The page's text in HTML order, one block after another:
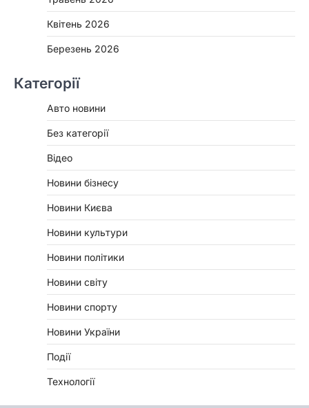
Квітень 2026
Березень 2026
Категорії
Авто новини
Без категорії
Відео
Новини бізнесу
Новини Києва
Новини культури
Новини політики
Новини світу
Новини спорту
Новини України
Події
Технології